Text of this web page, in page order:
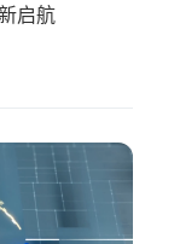
启航